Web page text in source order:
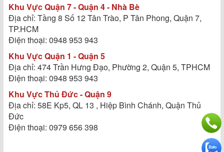
Khu Vực Quận 7 - Quận 4 - Nhà Bè
Địa chỉ: Tầng 8 Số 12 Tân Trào, P Tân Phong, Quận 7,
TP.HCM
Điện thoại: 0948 953 943
Khu Vực Quận 1 - Quận 5
Địa chỉ: 474 Trần Hưng Đạo, Phường 2, Quận 5, TPHCM
Điện thoại: 0948 953 943
Khu Vực Thủ Đức - Quận 9
Địa chỉ: 58E Kp5, QL 13 , Hiệp Bình Chánh, Quận Thủ
Đức
Điện thoại: 0979 656 398